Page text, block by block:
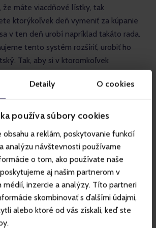
Detaily O cookies
používa súbory cookies
obsahu a reklám, poskytovanie funkcií
analýzu návštevnosti používame
o tom, ako používate naše
aj našim partnerom v
médií, inzercie a analýzy. Títo partneri
skombinovať s ďalšími údajmi,
alebo ktoré od vás získali, keď ste
že máte viacdňové lístky, tak
ktorýkoľvek deň vymeniť za kúpanie
v ten deň urobí napríklad takáto rada.
tento systém rozšíriť, urobiť ho
Tak, aby si v ktoromkoľvek
svoj skipas stornovať za
– pokiaľ s danými podmienkami
nesúhlasí. Aby sa necítil oklamaný
Pre nás je spokojnosť klienta